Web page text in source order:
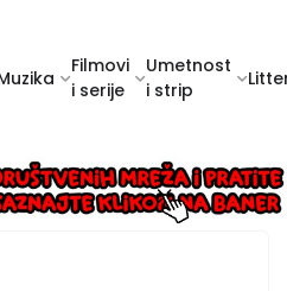
Filmovi
i serije
Umetnost
i strip